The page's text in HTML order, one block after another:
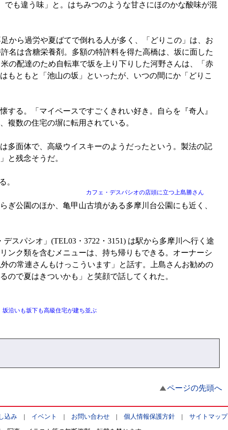
も違う味」と。はちみつのような甘さにほのかな酸味が混
から過労や夏ばてで倒れる人が多く、「どりこの」は、お
名は含糖栄養剤。多額の特許料を得た高橋は、坂に面した
の配達のため自転車で坂を上り下りした河野さんは、「赤
もともと「池山の坂」といったが、いつの間にか「どりこ
る。「マイペースですごくきれい好き。自らを『奇人』
複数の住宅の塀に転用されている。
多面体で、高級ウイスキーのようだったという。製法の記
と残念そうだ。
カフェ・デスパシオの店頭に立つ上島勝さん
。
公園のほか、亀甲山古墳がある多摩川台公園にも近く、
スパシオ」(TEL03・3722・3151) は駅から多摩川へ行く途
ンク類を含むメニューは、持ち帰りもできる。オーナーシ
の常連さんもけっこういます」と話す。上島さんお勧めの
ので夏はきついかも」と笑顔で話してくれた。
坂沿いも坂下も高級住宅が建ち並ぶ
ページの先頭へ
込み| イベント | お問い合わせ| 個人情報保護方針| サイトマップ